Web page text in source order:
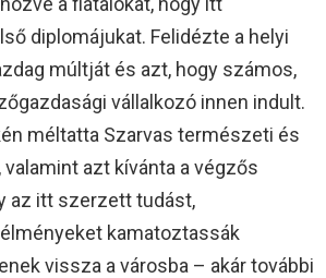
diplomájukat. Felidézte a helyi
múltját és azt, hogy számos,
vállalkozó innen indult.
méltatta Szarvas természeti és
azt kívánta a végzős
az itt szerzett tudást,
kamatoztassák
vissza a városba – akár további